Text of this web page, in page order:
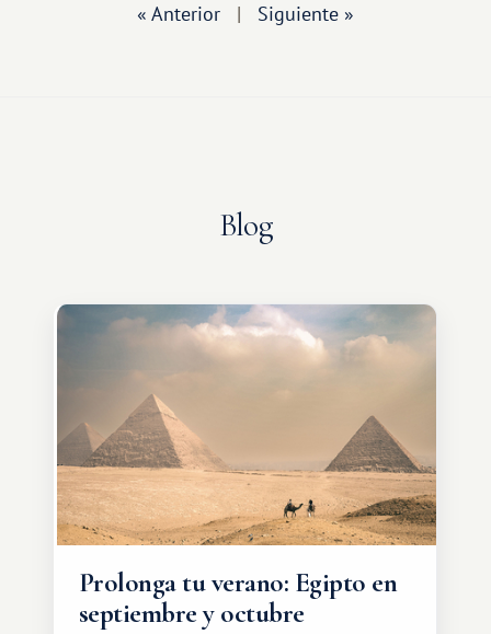
« Anterior | Siguiente »
Blog
Prolonga tu verano: Egipto en
septiembre y octubre